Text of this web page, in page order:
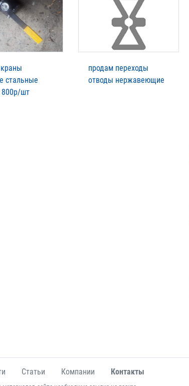
стальные
шт
продам переходы
отводы нержавеющие
Статьи Компании Контакты